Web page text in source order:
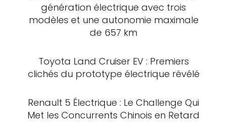
génération électrique avec trois
modèles et une autonomie maximale
de 657 km
Toyota Land Cruiser EV : Premiers
clichés du prototype électrique révélé
Renault 5 Électrique : Le Challenge Qui
Met les Concurrents Chinois en Retard